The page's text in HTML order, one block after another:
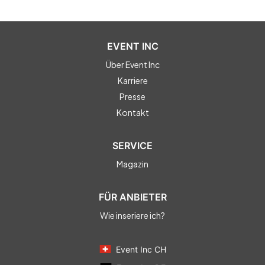
EVENT INC
Über Event Inc
Karriere
Presse
Kontakt
SERVICE
Magazin
FÜR ANBIETER
Wie inseriere ich?
Event Inc CH